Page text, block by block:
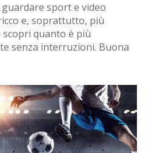
sport e video
e, soprattutto, più
quanto è più
senza interruzioni. Buona